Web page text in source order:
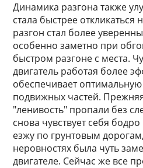
Динамика разгона также
стала быстрее откликаться
разгон стал более
особенно заметно при
быстром разгоне с места.
двигатель работая более
обеспечивает оптимальную
подвижных частей.
"ленивость" пропали без
снова чувствует себя
езжу по грунтовым
неровностях была чуть
двигателе. Сейчас же все